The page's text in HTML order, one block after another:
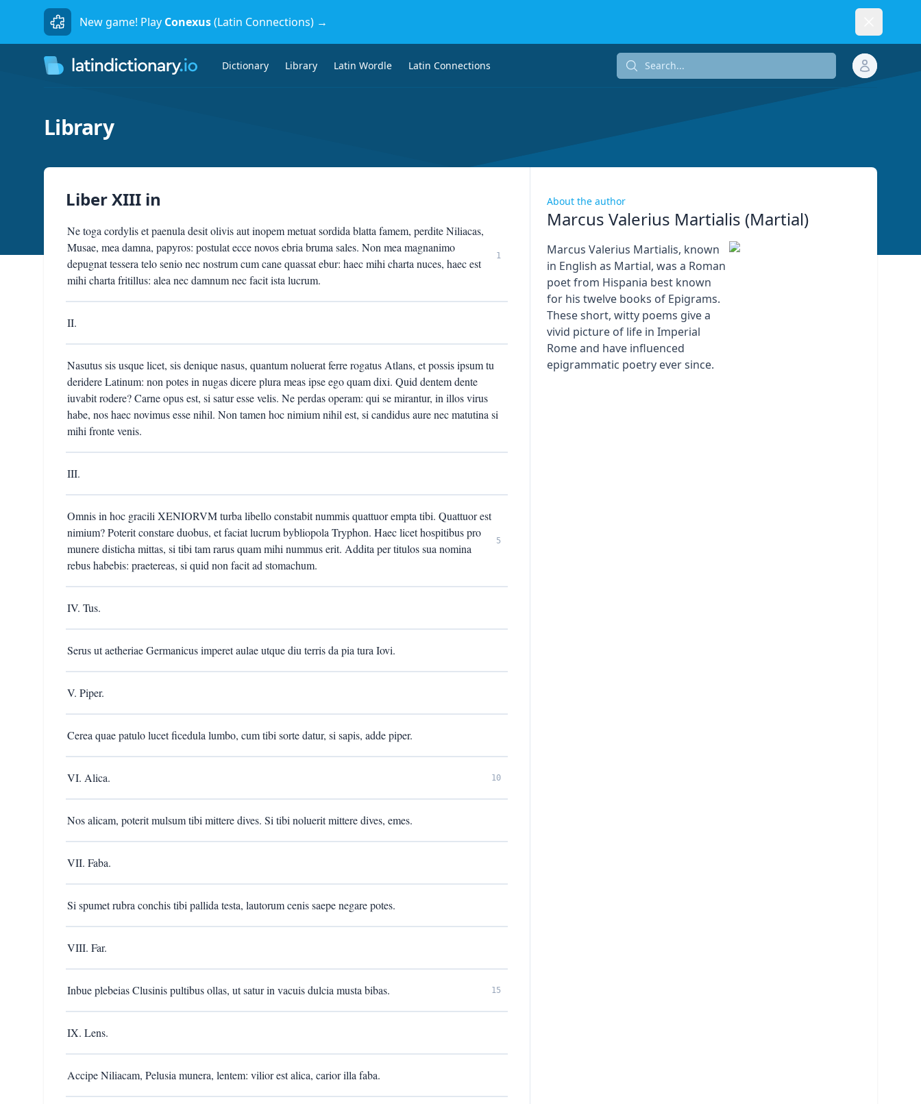
New game! Play Conexus(Latin Connections) →
Dictionary Library Latin Wordle Latin Connections Search...
Library
Liber XIII in
Ne toga cordylis et paenula desit olivis aut inopem metuat sordida blatta famem, perdite Niliacas,
Musae, mea damna, papyros: postulat ecce novos ebria bruma sales. Non mea magnanimo
depugnat tessera telo senio nec nostrum cum cane quassat ebur: haec mihi charta nuces, haec est
mihi charta fritillus: alea nec damnum nec facit ista lucrum.
1
II.
Nasutus sis usque licet, sis denique nasus, quantum noluerat ferre rogatus Atlans, et possis ipsum tu
deridere Latinum: non potes in nugas dicere plura meas ipse ego quam dixi. Quid dentem dente
iuvabit rodere? Carne opus est, si satur esse velis. Ne perdas operam: qui se mirantur, in illos virus
habe, nos haec novimus esse nihil. Non tamen hoc nimium nihil est, si candidus aure nec matutina si
mihi fronte venis.
III.
Omnis in hoc gracili XENIORVM turba libello constabit nummis quattuor empta tibi. Quattuor est
nimium? Poterit constare duobus, et faciat lucrum bybliopola Tryphon. Haec licet hospitibus pro
munere disticha mittas, si tibi tam rarus quam mihi nummus erit. Addita per titulos sua nomina
rebus habebis: praetereas, si quid non facit ad stomachum.
5
IV. Tus.
Serus ut aetheriae Germanicus imperet aulae utque diu terris da pia tura Iovi.
V. Piper.
Cerea quae patulo lucet ficedula lumbo, cum tibi sorte datur, si sapis, adde piper.
VI. Alica. 10
Nos alicam, poterit mulsum tibi mittere dives. Si tibi noluerit mittere dives, emes.
VII. Faba.
Si spumet rubra conchis tibi pallida testa, lautorum cenis saepe negare potes.
VIII. Far.
Inbue plebeias Clusinis pultibus ollas, ut satur in vacuis dulcia musta bibas. 15
IX. Lens.
Accipe Niliacam, Pelusia munera, lentem: vilior est alica, carior illa faba.
About the author
Marcus Valerius Martialis (Martial)
Marcus Valerius Martialis, known
in English as Martial, was a Roman
poet from Hispania best known
for his twelve books of Epigrams.
These short, witty poems give a
vivid picture of life in Imperial
Rome and have influenced
epigrammatic poetry ever since.